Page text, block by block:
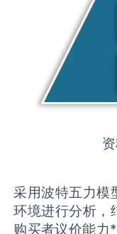
采用波特五力模
环境进行分析，
购买者议价能